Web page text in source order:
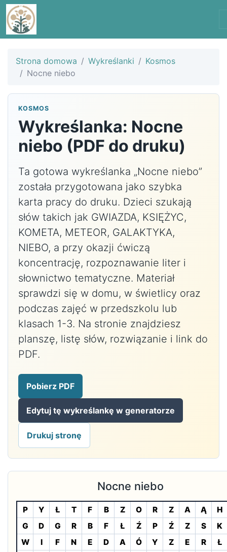
Strona domowa Wykreślanki
Kosmos
Nocne niebo
KOSMOS
Wykreślanka: Nocne
niebo (PDF do druku)
Ta gotowa wykreślanka „Nocne niebo”
została przygotowana jako szybka
karta pracy do druku. Dzieci szukają
słów takich jak GWIAZDA, KSIĘŻYC,
KOMETA, METEOR, GALAKTYKA,
NIEBO, a przy okazji ćwiczą
koncentrację, rozpoznawanie liter i
słownictwo tematyczne. Materiał
sprawdzi się w domu, w świetlicy oraz
podczas zajęć w przedszkolu lub
klasach 1-3. Na stronie znajdziesz
planszę, listę słów, rozwiązanie i link do
PDF.
Pobierz PDF
Edytuj tę wykreślankę w generatorze
Drukuj stronę
Nocne niebo
P Y Ł T F B Z O R Z A Ą
H
G
D G R B F Ł Ź P Ź Z S
K
W
I F N E D A Ó Y Z E R
Ł